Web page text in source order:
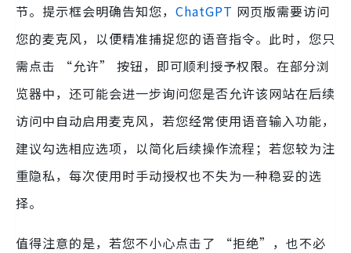
节。提示框会明确告知您， ChatGPT 网页版需要访问
您的麦克风，以便精准捕捉您的语音指令。此时，您只
需点击 “允许” 按钮，即可顺利授予权限。在部分浏
览器中，还可能会进一步询问您是否允许该网站在后续
访问中自动启用麦克风，若您经常使用语音输入功能，
建议勾选相应选项，以简化后续操作流程；若您较为注
重隐私，每次使用时手动授权也不失为一种稳妥的选
择。
值得注意的是，若您不小心点击了 “拒绝”，也不必